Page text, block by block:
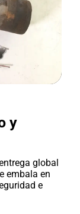
y
global
embala en
e